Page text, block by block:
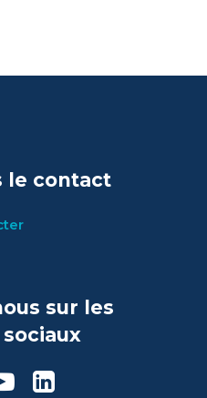
le contact
sur les